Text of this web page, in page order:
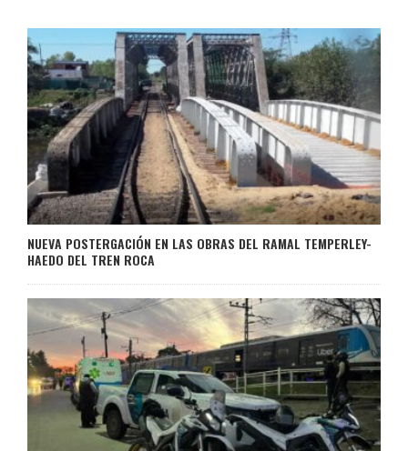
NUEVA POSTERGACIÓN EN LAS OBRAS DEL RAMAL TEMPERLEY-
HAEDO DEL TREN ROCA